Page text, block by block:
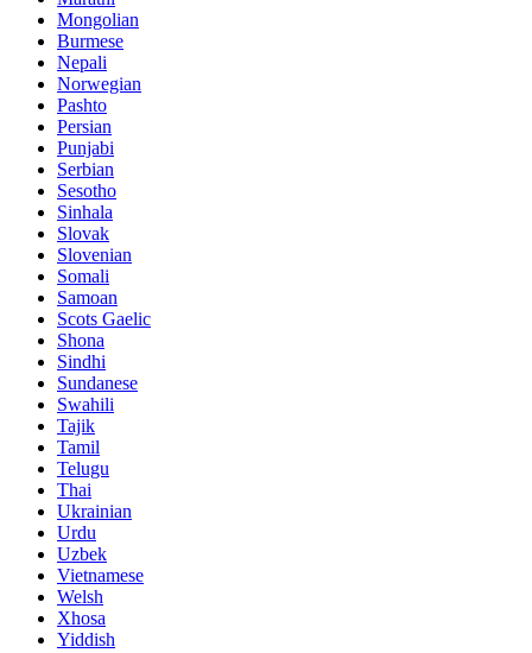
Mongolian
Burmese
Nepali
Norwegian
Pashto
Persian
Punjabi
Serbian
Sesotho
Sinhala
Slovak
Slovenian
Somali
Samoan
Scots Gaelic
Shona
Sindhi
Sundanese
Swahili
Tajik
Tamil
Telugu
Thai
Ukrainian
Urdu
Uzbek
Vietnamese
Welsh
Xhosa
Yiddish